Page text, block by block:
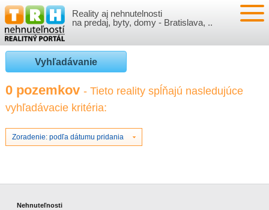
Reality aj nehnutelnosti
na predaj, byty, domy - Bratislava, ..
NEHNUTEĽNOSTI
BYTY
NOVOSTAVBY
NEBYTOVÉ PRIESTORY
VLOŽIŤ NEHNUTEĽNOSTI
PRIHLÁSENIE
REGISTRÁCIA
VÝVOJ CIEN REALÍT
ČLÁNKY O REALITÁCH
Vyhľadávanie
0 pozemkov - Tieto reality spĺňajú nasledujúce
vyhľadávacie kritéria:
Zoradenie: podľa dátumu pridania
Nehnuteľnosti